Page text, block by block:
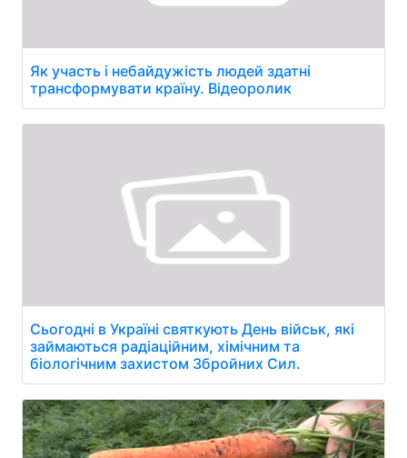
Як участь і небайдужість людей здатні
трансформувати країну. Відеоролик
Сьогодні в Україні святкують День військ, які
займаються радіаційним, хімічним та
біологічним захистом Збройних Сил.